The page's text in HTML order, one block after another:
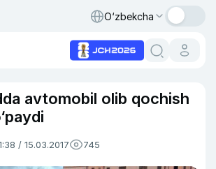
O‘zbekcha
avtomobil olib qochish
/ 15.03.2017 745